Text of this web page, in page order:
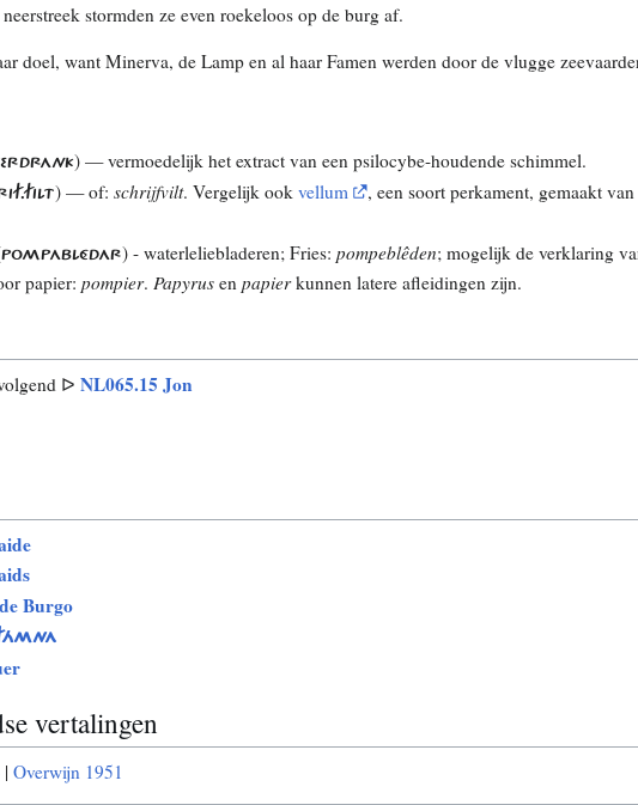
stormden ze even roekeloos op de burg af.
doel, want Minerva, de Lamp en al haar Famen werden door de vlugge
) — vermoedelijk het extract van een psilocybe-houdende schimmel.
) — of:schrijfvilt. Vergelijk ookvellum , een soort perkament, gemaakt van
POMPABLÉDAR) - waterleliebladeren; Fries:pompeblêden; mogelijk de verklaring
papier:pompier. Papyrus enpapierkunnen latere afleidingen zijn.
ᐅ NL065.15 Jon
Burgo
vertalingen
| Overwijn 1951